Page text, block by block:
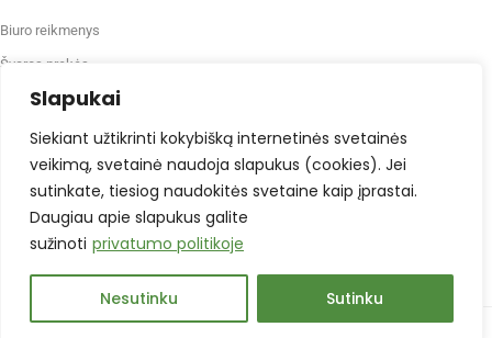
Slapukai
Siekiant užtikrinti kokybišką internetinės svetainės
veikimą, svetainė naudoja slapukus (cookies). Jei
sutinkate, tiesiog naudokitės svetaine kaip įprastai.
Daugiau apie slapukus galite
sužinoti privatumo politikoje
Nesutinku Sutinku
Biuro reikmenys
Švaros prekės
Maistas, gėrimai, indai
Prekės vaikų kūrybai
Antspaudai
Verslo dovanos